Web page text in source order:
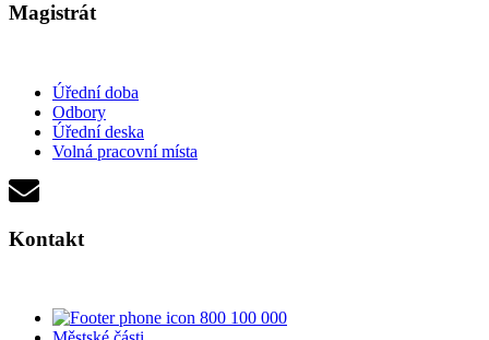
Magistrát
Úřední doba
Odbory
Úřední deska
Volná pracovní místa
Kontakt
800 100 000